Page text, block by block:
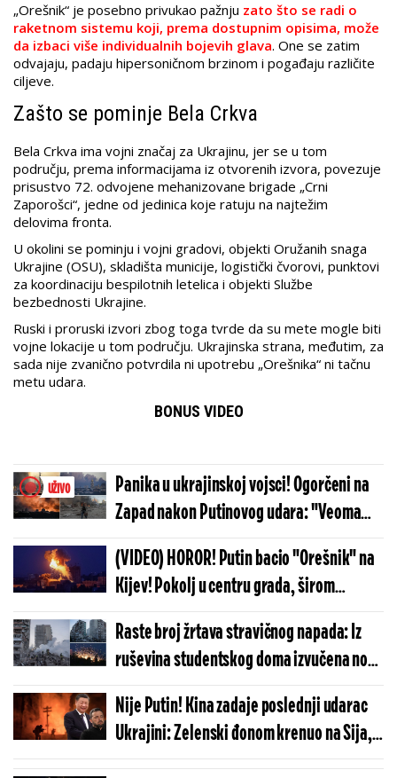
„Orešnik“ je posebno privukao pažnju zato što se radi o
raketnom sistemu koji, prema dostupnim opisima, može
da izbaci više individualnih bojevih glava. One se zatim
odvajaju, padaju hipersoničnom brzinom i pogađaju različite
ciljeve.
Zašto se pominje Bela Crkva
Bela Crkva ima vojni značaj za Ukrajinu, jer se u tom
području, prema informacijama iz otvorenih izvora, povezuje
prisustvo 72. odvojene mehanizovane brigade „Crni
Zaporošci“, jedne od jedinica koje ratuju na najtežim
delovima fronta.
U okolini se pominju i vojni gradovi, objekti Oružanih snaga
Ukrajine (OSU), skladišta municije, logistički čvorovi, punktovi
za koordinaciju bespilotnih letelica i objekti Službe
bezbednosti Ukrajine.
Ruski i proruski izvori zbog toga tvrde da su mete mogle biti
vojne lokacije u tom području. Ukrajinska strana, međutim, za
sada nije zvanično potvrdila ni upotrebu „Orešnika“ ni tačnu
metu udara.
BONUS VIDEO
UŽIVO
Panika u ukrajinskoj vojsci! Ogorčeni na
Zapad nakon Putinovog udara: "Veoma
loše smo odbili napad"
(VIDEO) HOROR! Putin bacio "Orešnik" na
Kijev! Pokolj u centru grada, širom
prestonice odjekuju monstruozne
eksplozije
Raste broj žrtava stravičnog napada: Iz
ruševina studentskog doma izvučena nova
tela, 18 poginulih!
Nije Putin! Kina zadaje poslednji udarac
Ukrajini: Zelenski đonom krenuo na Sija,
Peking dugo ćutao, a sada...